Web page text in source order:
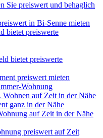
Sie preiswert und behaglich
in Bi-Senne mieten
bietet preiswerte
bietet preiswerte
preiswert mieten
Wohnung
auf Zeit in der Nähe
ganz in der Nähe
auf Zeit in der Nähe
preiswert auf Zeit